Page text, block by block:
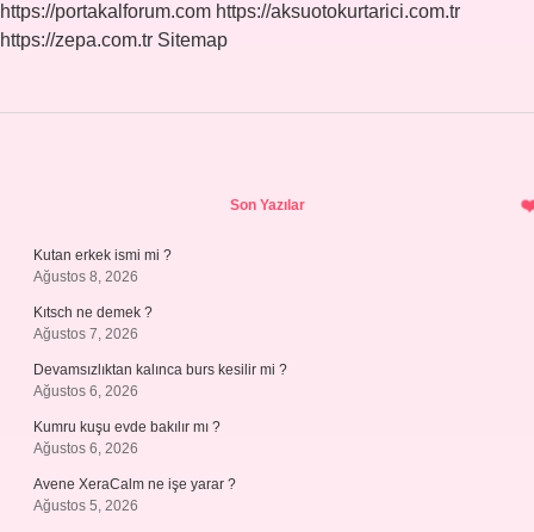
https://portakalforum.com https://aksuotokurtarici.com.tr
https://zepa.com.tr Sitemap
Son Yazılar
Kutan erkek ismi mi ?
Ağustos 8, 2026
Kıtsch ne demek ?
Ağustos 7, 2026
Devamsızlıktan kalınca burs kesilir mi ?
Ağustos 6, 2026
Kumru kuşu evde bakılır mı ?
Ağustos 6, 2026
Avene XeraCalm ne işe yarar ?
Ağustos 5, 2026